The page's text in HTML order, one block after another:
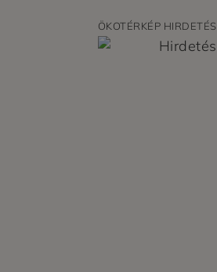
ÖKOTÉRKÉP HIRDETÉS